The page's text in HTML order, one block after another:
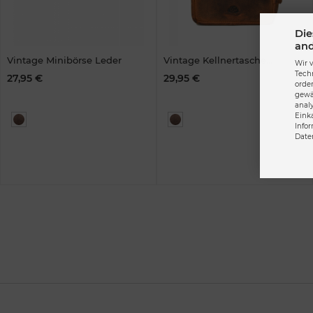
Vintage Minibörse Leder
27,95 €
Vintage Kellnertasche
strong II.Leder
29,95 €
Wir